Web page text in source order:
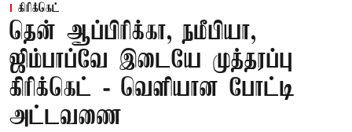
கிரிக்கெட்
தென் ஆப்பிரிக்கா, நமீபியா,
ஜிம்பாப்வே இடையே முத்தரப்பு
கிரிக்கெட் - வெளியான போட்டி
அட்டவணை